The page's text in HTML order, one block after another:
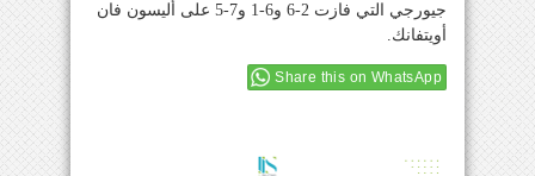
جيورجي التي فازت 2-6 و6-1 و7-5 على أليسون فان
أويتفانك.
Share this on WhatsApp